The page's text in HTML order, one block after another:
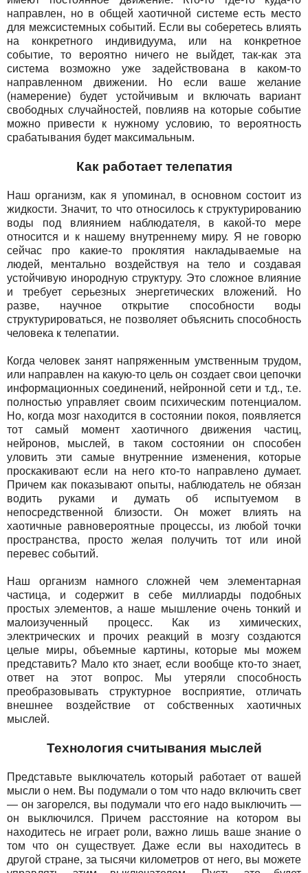
направлен, но в общей хаотичной системе есть место
для межсистемных событий. Если вы соберетесь влиять
на конкретного индивидуума, или на конкретное
событие, то вероятно ничего не выйдет, так-как эта
система возможно уже задействована в каком-то
направленном движении. Но если ваше желание
(намерение) будет устойчивым и включать вариант
свободных случайностей, повлияв на которые событие
можно привести к нужному условию, то вероятность
срабатывания будет максимальным.
Как работает телепатия
Наш организм, как я упоминал, в основном состоит из
жидкости. Значит, то что относилось к структурированию
воды под влиянием наблюдателя, в какой-то мере
относится и к нашему внутреннему миру. Я не говорю
сейчас про какие-то проклятия накладываемые на
людей, ментально воздействуя на тело и создавая
устойчивую инородную структуру. Это сложное влияние
и требует серьезных энергетических вложений. Но
разве, научное открытие способности воды
структурироваться, не позволяет объяснить способность
человека к телепатии.
Когда человек занят напряженным умственным трудом,
или направлен на какую-то цель он создает свои цепочки
информационных соединений, нейронной сети и т.д., т.е.
полностью управляет своим психическим потенциалом.
Но, когда мозг находится в состоянии покоя, появляется
тот самый момент хаотичного движения частиц,
нейронов, мыслей, в таком состоянии он способен
уловить эти самые внутренние изменения, которые
проскакивают если на него кто-то направлено думает.
Причем как показывают опыты, наблюдатель не обязан
водить руками и думать об испытуемом в
непосредственной близости. Он может влиять на
хаотичные равновероятные процессы, из любой точки
пространства, просто желая получить тот или иной
перевес событий.
Наш организм намного сложней чем элементарная
частица, и содержит в себе миллиарды подобных
простых элементов, а наше мышление очень тонкий и
малоизученный процесс. Как из химических,
электрических и прочих реакций в мозгу создаются
целые миры, объемные картины, которые мы можем
представить? Мало кто знает, если вообще кто-то знает,
ответ на этот вопрос. Мы утеряли способность
преобразовывать структурное восприятие, отличать
внешнее воздействие от собственных хаотичных
мыслей.
Технология считывания мыслей
Представьте выключатель который работает от вашей
мысли о нем. Вы подумали о том что надо включить свет
— он загорелся, вы подумали что его надо выключить —
он выключился. Причем расстояние на котором вы
находитесь не играет роли, важно лишь ваше знание о
том что он существует. Даже если вы находитесь в
другой стране, за тысячи километров от него, вы можете